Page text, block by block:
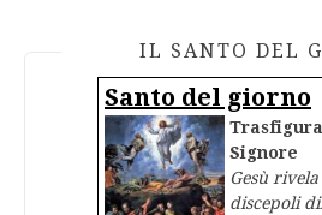
IL SANTO DEL
Santo del giorno
Signore
Gesù
discepoli